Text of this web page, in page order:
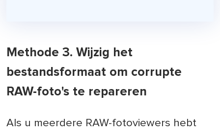
Methode 3. Wijzig het
bestandsformaat om corrupte
RAW-foto's te repareren
Als u meerdere RAW-fotoviewers hebt